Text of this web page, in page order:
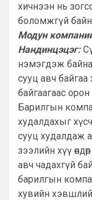
хичнээн нь
боломжгүй
Модун
Нандинцэцэг:
нэмэгдэж
сууц авч байгаа
байгаагаас
Барилгын
худалдахыг
сууц худалдаж
зээлийн хүү
авч чадахгүй
барилгын
хувийн